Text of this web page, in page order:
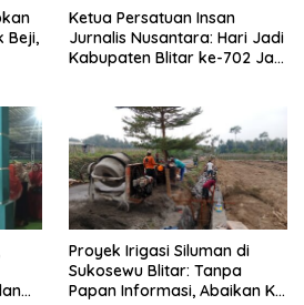
Beji,
Ketua Persatuan Insan
Jurnalis Nusantara: Hari Jadi
Kabupaten Blitar ke-702 Jadi
Proyek Irigasi Siluman di
Sukosewu Blitar: Tanpa
Papan Informasi, Abaikan K3,